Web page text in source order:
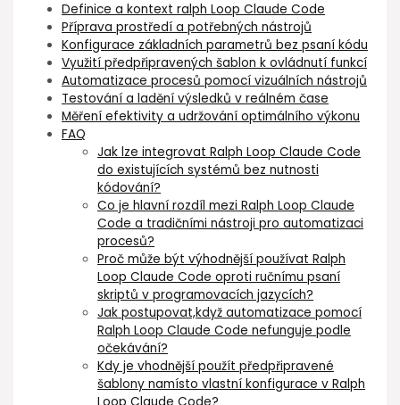
Definice a kontext ralph Loop Claude Code
Příprava prostředí a potřebných nástrojů
Konfigurace základních parametrů⁣ bez psaní kódu
Využití předpřipravených šablon k ovládnutí ⁢funkcí
Automatizace procesů⁣ pomocí vizuálních nástrojů
Testování a ladění výsledků v reálném čase
Měření efektivity a udržování optimálního výkonu
FAQ
Jak lze integrovat Ralph Loop ⁤Claude Code
do existujících systémů bez ⁢nutnosti
kódování?
Co je hlavní rozdíl mezi Ralph Loop Claude
Code a⁤ tradičními nástroji pro automatizaci
procesů?
Proč může být výhodnější používat Ralph
Loop Claude Code oproti ručnímu psaní
skriptů v programovacích jazycích?
Jak postupovat,když⁢ automatizace pomocí
Ralph Loop Claude Code nefunguje podle
očekávání?
Kdy je vhodnější použít předpřipravené
šablony namísto vlastní konfigurace v Ralph